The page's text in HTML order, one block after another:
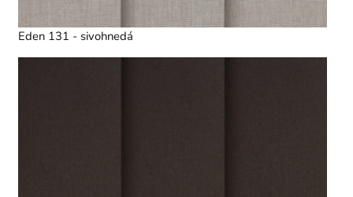
Eden 131 - sivohnedá